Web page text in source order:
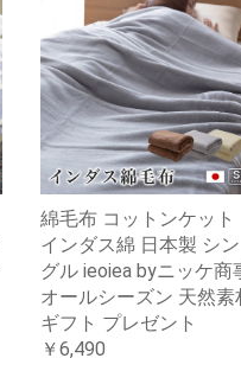
綿毛布 コットンケット
インダス綿 日本製 シン
グル ieoiea byニッケ商
オールシーズン 天然素
ギフト プレゼント
￥6,490